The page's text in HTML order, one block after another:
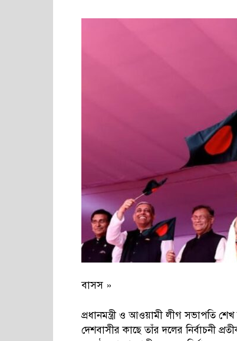
বাসস »
প্রধানমন্ত্রী ও আওয়ামী লীগ সভাপতি
দেশবাসীর কাছে তাঁর দলের নির্বাচনী